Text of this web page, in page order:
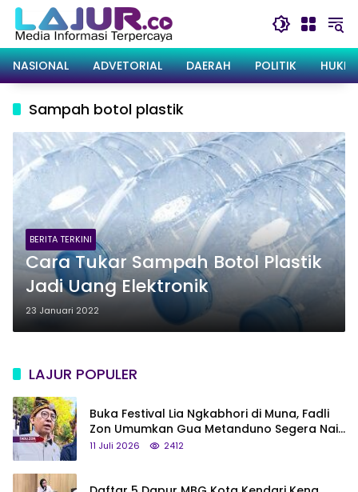
Langsung
konten
NASIONAL
ADVETORIAL DAERAH POLITIK
Sampah botol plastik
BERITA TERKINI
Cara Tukar Sampah Botol Plastik
Jadi Uang Elektronik
23 Januari 2022
LAJUR POPULER
Buka Festival Lia Ngkabhori di Muna, Fadli
Zon Umumkan Gua Metanduno Segera Naik
Status Jadi Cagar Budaya Nasional
11 Juli 2026 2412